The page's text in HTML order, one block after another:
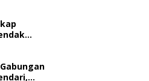
Kapolda Sultra Pimpin
Serta Lantik Kapolres
Konawe Kepulauan